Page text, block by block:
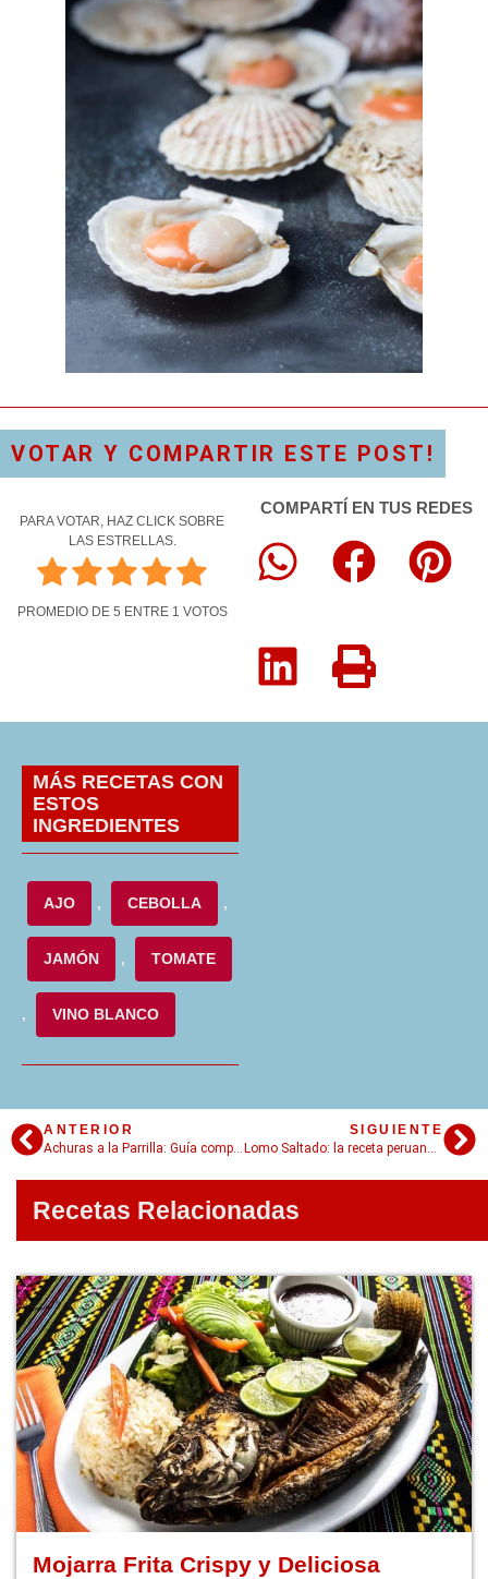
VOTAR Y COMPARTIR ESTE POST!
PARA VOTAR, HAZ CLICK SOBRE
LAS ESTRELLAS.
PROMEDIO DE 5 ENTRE 1 VOTOS
COMPARTÍ EN TUS REDES
MÁS RECETAS CON
ESTOS
INGREDIENTES
AJO , CEBOLLA ,
JAMÓN , TOMATE
, VINO BLANCO
ANTERIOR
Achuras a la Parrilla: Guía completa y detallada para que salgan perfectas
SIGUIENTE
Lomo Saltado: la receta peruana para que salga perfecto
Recetas Relacionadas
Mojarra Frita Crispy y Deliciosa